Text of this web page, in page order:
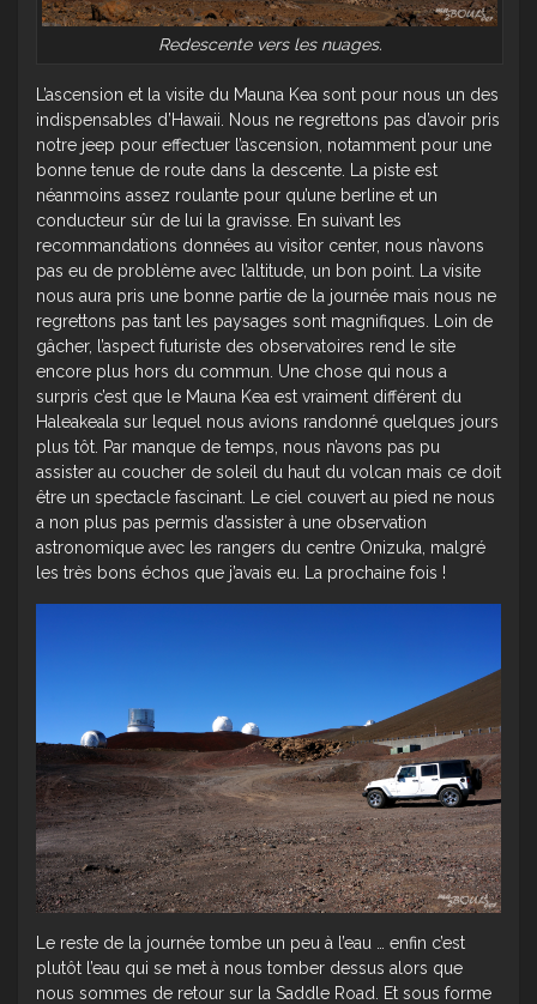
Redescente vers les nuages.
L’ascension et la visite du Mauna Kea sont pour nous un des
indispensables d’Hawaii. Nous ne regrettons pas d’avoir pris
notre jeep pour effectuer l’ascension, notamment pour une
bonne tenue de route dans la descente. La piste est
néanmoins assez roulante pour qu’une berline et un
conducteur sûr de lui la gravisse. En suivant les
recommandations données au visitor center, nous n’avons
pas eu de problème avec l’altitude, un bon point. La visite
nous aura pris une bonne partie de la journée mais nous ne
regrettons pas tant les paysages sont magnifiques. Loin de
gâcher, l’aspect futuriste des observatoires rend le site
encore plus hors du commun. Une chose qui nous a
surpris c’est que le Mauna Kea est vraiment différent du
Haleakeala sur lequel nous avions randonné quelques jours
plus tôt. Par manque de temps, nous n’avons pas pu
assister au coucher de soleil du haut du volcan mais ce doit
être un spectacle fascinant. Le ciel couvert au pied ne nous
a non plus pas permis d’assister à une observation
astronomique avec les rangers du centre Onizuka, malgré
les très bons échos que j’avais eu. La prochaine fois !
Le reste de la journée tombe un peu à l’eau … enfin c’est
plutôt l’eau qui se met à nous tomber dessus alors que
nous sommes de retour sur la Saddle Road. Et sous forme